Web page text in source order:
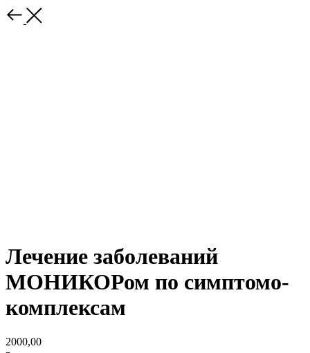
Лечение заболеваний
МОНИКОРом по симптомо-
комплексам
2000,00